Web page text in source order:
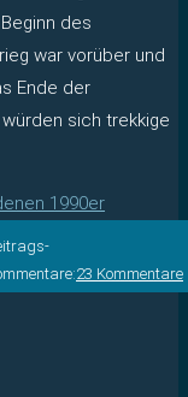
des
war vorüber und
Ende der
sich trekkige
1990er
23 Kommentare